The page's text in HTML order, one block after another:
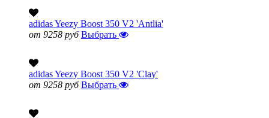
adidas Yeezy Boost 350 V2 'Antlia'
от 9258 руб Выбрать
adidas Yeezy Boost 350 V2 'Clay'
от 9258 руб Выбрать